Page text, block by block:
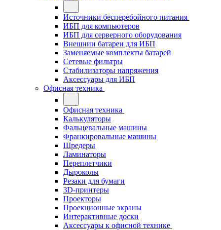
Источники бесперебойного питания
ИБП для компьютеров
ИБП для серверного оборудования
Внешнии батареи для ИБП
Заменяемые комплекты батарей
Сетевые фильтры
Стабилизаторы напряжения
Аксессуары для ИБП
Офисная техника
Офисная техника
Калькуляторы
Фальцевальные машины
Франкировальные машины
Шредеры
Ламинаторы
Переплетчики
Дыроколы
Резаки для бумаги
3D-принтеры
Проекторы
Проекционные экраны
Интерактивные доски
Аксессуары к офисной технике